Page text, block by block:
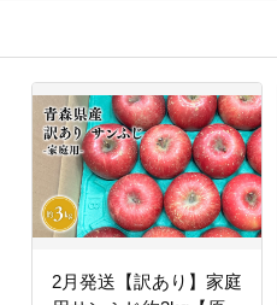
2月発送【訳あり】家庭